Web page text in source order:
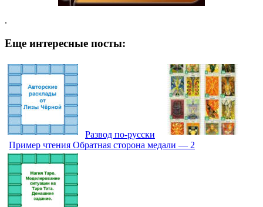
.
Еще интересные посты:
Развод по-русски
Пример чтения Обратная сторона медали — 2